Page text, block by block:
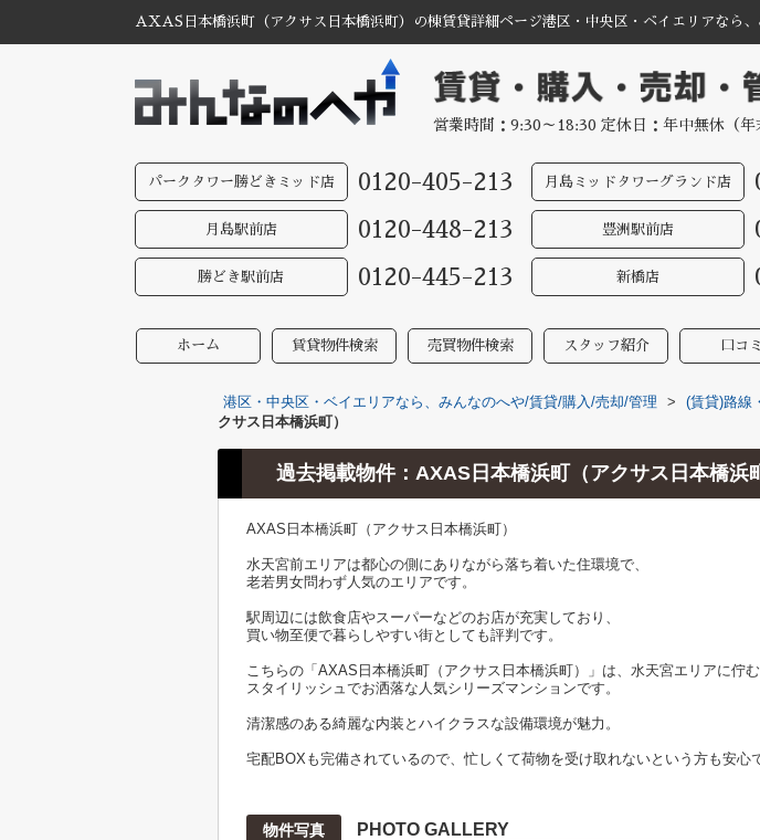
AXAS日本橋浜町（アクサス日本橋浜町）の棟賃貸詳細ページ港区・中央区・ベイエリアなら
営業時間：9:30～18:30 定休日：年中無休（年
パークタワー勝どきミッド店 0120-405-213 月島ミッドタワーグランド店
月島駅前店 0120-448-213 豊洲駅前店
勝どき駅前店 0120-445-213 新橋店
ホーム 賃貸物件検索 売買物件検索 スタッフ紹介 口コミ
港区・中央区・ベイエリアなら、みんなのへや/賃貸/購入/売却/管理 > (賃貸)路線
クサス日本橋浜町）
過去掲載物件：AXAS日本橋浜町（アクサス日本橋浜
AXAS日本橋浜町（アクサス日本橋浜町）
水天宮前エリアは都心の側にありながら落ち着いた住環境で、
老若男女問わず人気のエリアです。
駅周辺には飲食店やスーパーなどのお店が充実しており、
買い物至便で暮らしやすい街としても評判です。
こちらの「AXAS日本橋浜町（アクサス日本橋浜町）」は、水天宮エリアに佇む
スタイリッシュでお洒落な人気シリーズマンションです。
清潔感のある綺麗な内装とハイクラスな設備環境が魅力。
宅配BOXも完備されているので、忙しくて荷物を受け取れないという方も安心
物件写真 PHOTO GALLERY